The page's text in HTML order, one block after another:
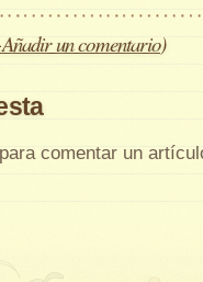
un comentario)
para comentar un